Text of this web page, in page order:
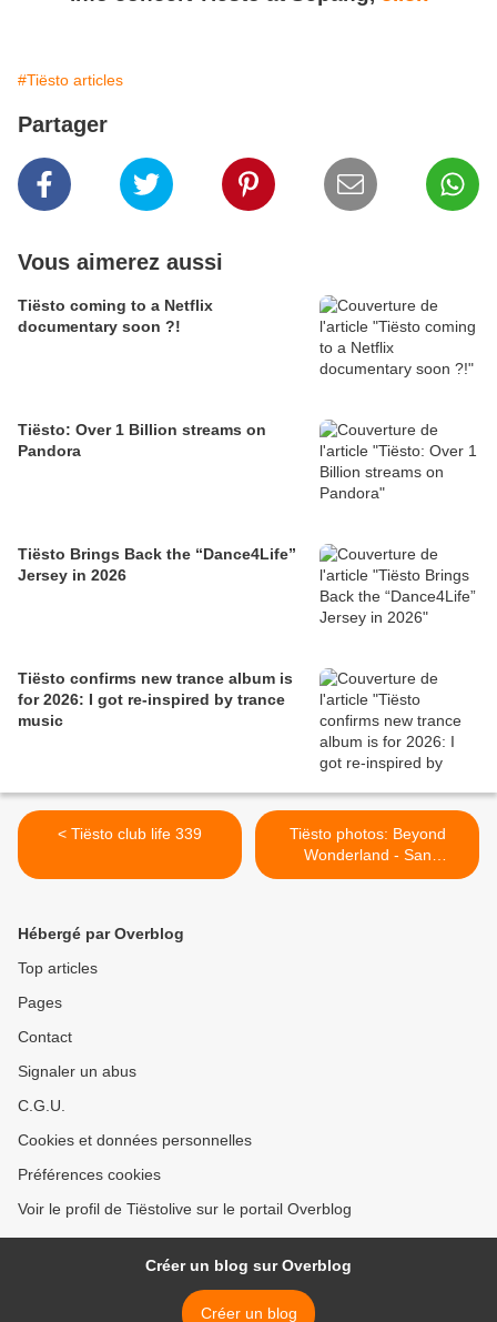
#Tiësto articles
Partager
Vous aimerez aussi
Tiësto coming to a Netflix
documentary soon ?!
Tiësto: Over 1 Billion streams on
Pandora
Tiësto Brings Back the “Dance4Life”
Jersey in 2026
Tiësto confirms new trance album is
for 2026: I got re-inspired by trance
music
< Tiësto club life 339
Tiësto photos: Beyond
Wonderland - San
Francisco, CA 29
Hébergé par Overblog
Top articles
Pages
Contact
Signaler un abus
C.G.U.
Cookies et données personnelles
Préférences cookies
Voir le profil de Tiëstolive sur le portail Overblog
Créer un blog sur Overblog
Créer un blog